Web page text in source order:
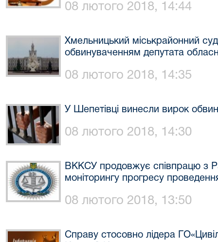
08 лютого 2018, 14:44
Хмельницький міськрайонний
обвинуваченням депутата
08 лютого 2018, 14:35
У Шепетівці винесли вирок
08 лютого 2018, 14:30
ВККСУ продовжує співпрацю з
моніторингу прогресу
08 лютого 2018, 13:50
Справу стосовно лідера